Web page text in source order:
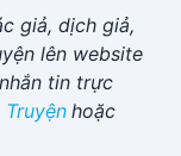
giả, dịch giả,
lên website
tin trực
hoặc